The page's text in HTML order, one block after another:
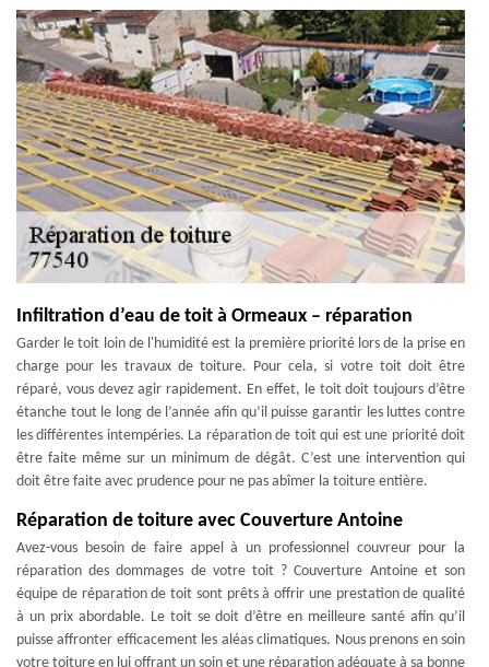
Infiltration d’eau de toit à Ormeaux – réparation
Garder le toit loin de l'humidité est la première priorité lors de la prise en
charge pour les travaux de toiture. Pour cela, si votre toit doit être
réparé, vous devez agir rapidement. En effet, le toit doit toujours d’être
étanche tout le long de l’année afin qu’il puisse garantir les luttes contre
les différentes intempéries. La réparation de toit qui est une priorité doit
être faite même sur un minimum de dégât. C’est une intervention qui
doit être faite avec prudence pour ne pas abîmer la toiture entière.
Réparation de toiture avec Couverture Antoine
Avez-vous besoin de faire appel à un professionnel couvreur pour la
réparation des dommages de votre toit ? Couverture Antoine et son
équipe de réparation de toit sont prêts à offrir une prestation de qualité
à un prix abordable. Le toit se doit d’être en meilleure santé afin qu’il
puisse affronter efficacement les aléas climatiques. Nous prenons en soin
votre toiture en lui offrant un soin et une réparation adéquate à sa bonne